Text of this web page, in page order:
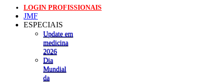
LOGIN PROFISSIONAIS
JMF
ESPECIAIS
Update em
medicina
2026
Dia
Mundial
da